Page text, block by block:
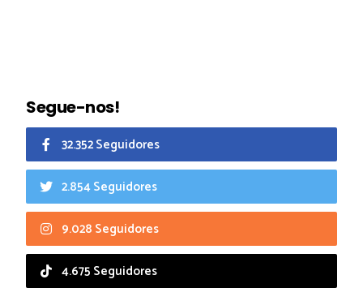
Segue-nos!
32.352 Seguidores
2.854 Seguidores
9.028 Seguidores
4.675 Seguidores